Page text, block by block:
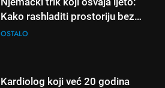
Kako rashladiti prostoriju bez
klime i velikih računa za struju!
OSTALO
Kardiolog koji već 20 godina